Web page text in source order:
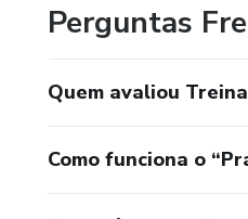
Perguntas
Quem avaliou
Como funciona o